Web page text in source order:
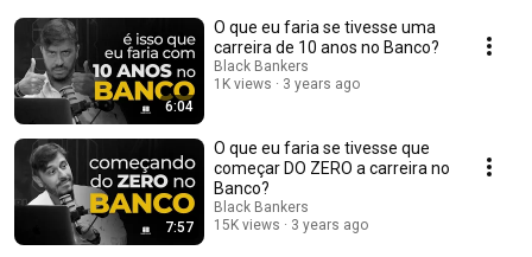
6:04
O que eu faria se tivesse uma
carreira de 10 anos no Banco?
Black Bankers
1K views
3 years ago
7:57
O que eu faria se tivesse que
começar DO ZERO a carreira no
Banco?
Black Bankers
15K views
3 years ago